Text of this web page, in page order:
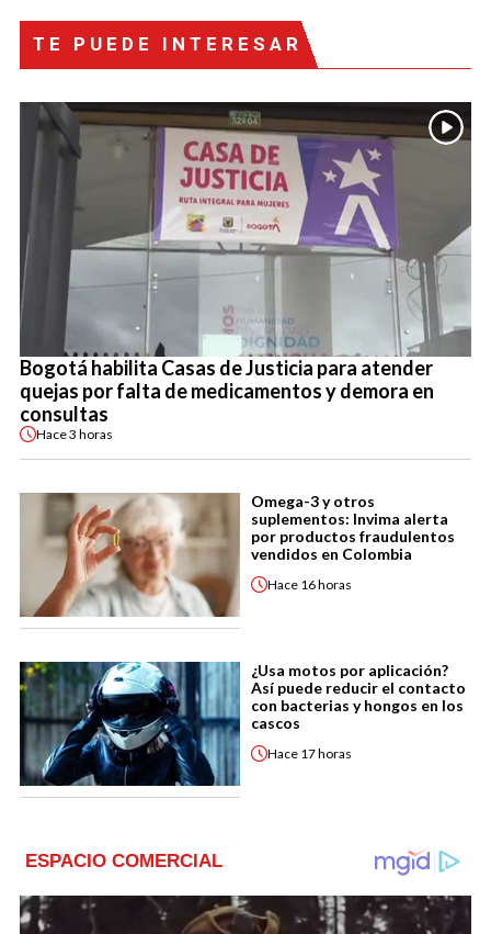
TE PUEDE INTERESAR
Bogotá habilita Casas de Justicia para atender
quejas por falta de medicamentos y demora en
consultas
Hace3 horas
Omega-3 y otros
suplementos: Invima alerta
por productos fraudulentos
vendidos en Colombia
Hace 16 horas
¿Usa motos por aplicación?
Así puede reducir el contacto
con bacterias y hongos en los
cascos
Hace 17 horas